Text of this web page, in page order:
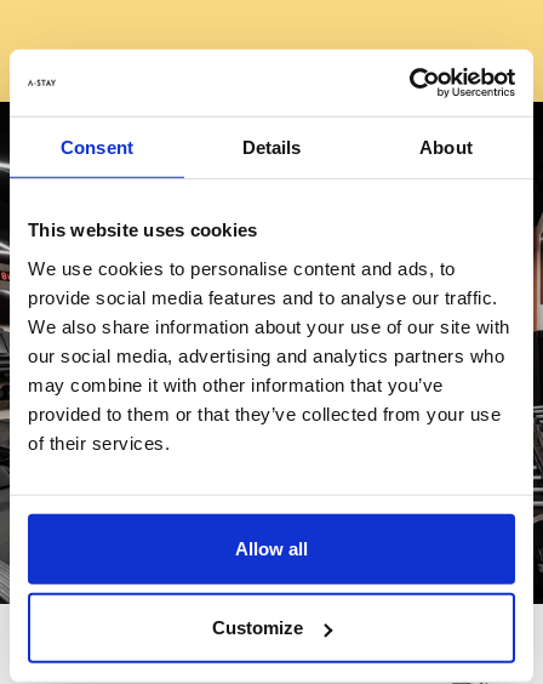
Consent Details About
This website uses cookies
We use cookies to personalise content and ads, to
provide social media features and to analyse our traffic.
We also share information about your use of our site with
our social media, advertising and analytics partners who
may combine it with other information that you’ve
provided to them or that they’ve collected from your use
of their services.
Allow all
Customize